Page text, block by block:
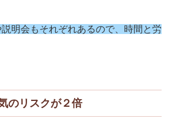
明会もそれぞれあるので、時間と労
のリスクが２倍